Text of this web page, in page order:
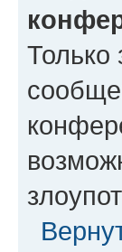
Только